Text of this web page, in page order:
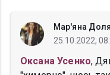
Мар'яна Доля
25.10.2022,
Оксана Усенко,